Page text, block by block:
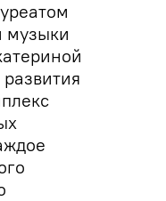
музыки